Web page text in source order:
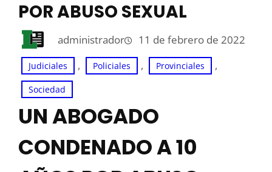
POR ABUSO SEXUAL
administrador 11 de febrero de 2022
Judiciales , Policiales , Provinciales ,
Sociedad
UN ABOGADO
CONDENADO A 10